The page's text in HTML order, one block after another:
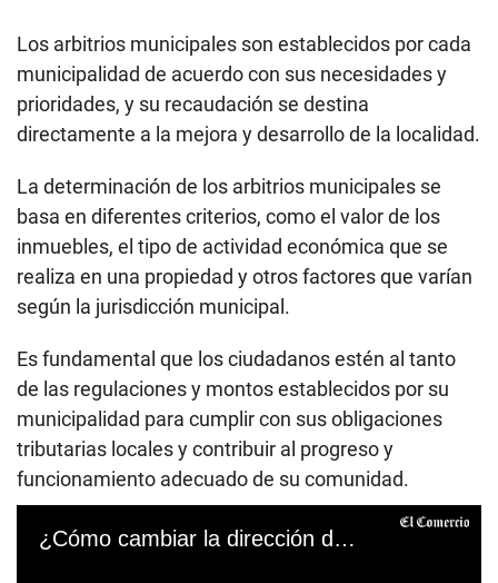
Los arbitrios municipales son establecidos por cada
municipalidad de acuerdo con sus necesidades y
prioridades, y su recaudación se destina
directamente a la mejora y desarrollo de la localidad.
La determinación de los arbitrios municipales se
basa en diferentes criterios, como el valor de los
inmuebles, el tipo de actividad económica que se
realiza en una propiedad y otros factores que varían
según la jurisdicción municipal.
Es fundamental que los ciudadanos estén al tanto
de las regulaciones y montos establecidos por su
municipalidad para cumplir con sus obligaciones
tributarias locales y contribuir al progreso y
funcionamiento adecuado de su comunidad.
¿Cómo cambiar la dirección de tu domicilio en el DNI? Sigue estos pasos